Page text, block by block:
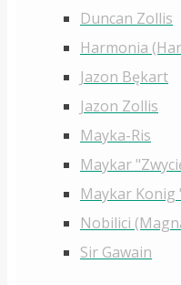
Duncan Zollis
Harmonia
Jazon Bękart
Jazon Zollis
Mayka-Ris
Maykar
Maykar Konig
Nobilici
Sir Gawain